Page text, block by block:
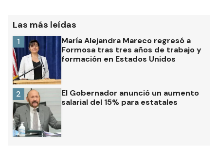
Las más leídas
María Alejandra Mareco regresó a
Formosa tras tres años de trabajo y
formación en Estados Unidos
1
El Gobernador anunció un aumento
salarial del 15% para estatales
2